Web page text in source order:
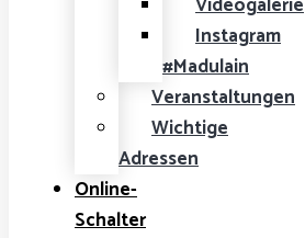
Instagram
#Madulain
Veranstaltungen
Wichtige
Adressen
Online-
Schalter